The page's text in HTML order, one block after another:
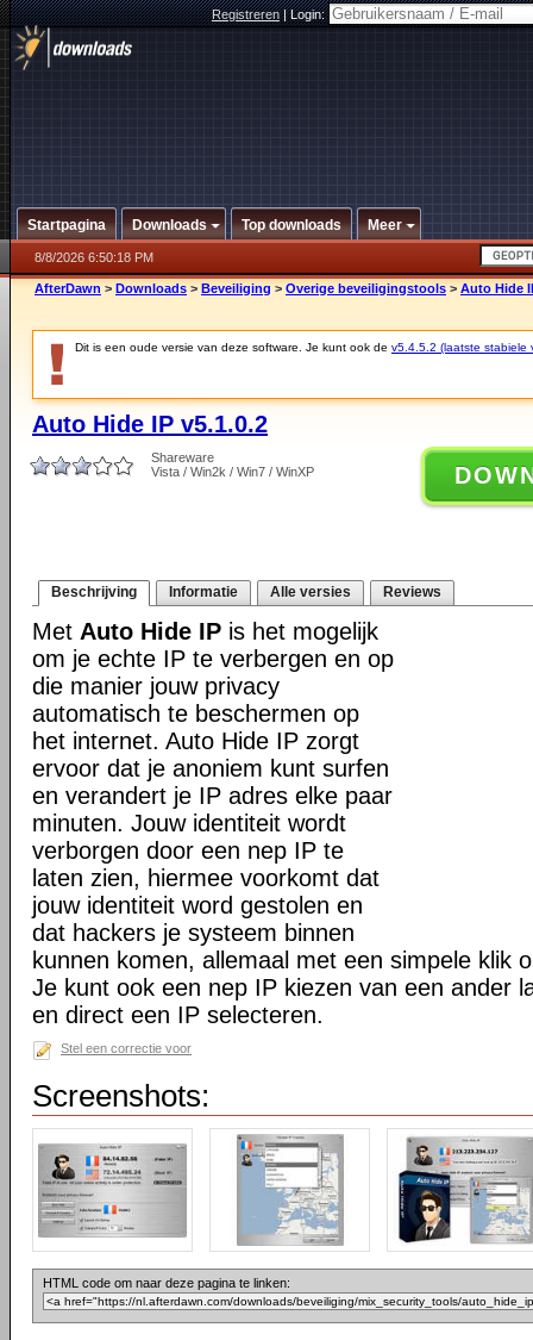
Registreren|Login:
Startpagina Downloads Top downloads Meer
8/8/2026 6:50:18 PM
AfterDawn > Downloads > Beveiliging > Overige beveiligingstools > Auto Hide
Dit is een oude versie van deze software. Je kunt ook de v5.4.5.2 (laatste stabiele
Auto Hide IP v5.1.0.2
Shareware
Vista / Win2k / Win7 / WinXP
Beschrijving Informatie Alle versies Reviews
Met Auto Hide IP is het mogelijk
om je echte IP te verbergen en op
die manier jouw privacy
automatisch te beschermen op
het internet. Auto Hide IP zorgt
ervoor dat je anoniem kunt surfen
en verandert je IP adres elke paar
minuten. Jouw identiteit wordt
verborgen door een nep IP te
laten zien, hiermee voorkomt dat
jouw identiteit word gestolen en
dat hackers je systeem binnen
kunnen komen, allemaal met een simpele klik
Je kunt ook een nep IP kiezen van een ander
en direct een IP selecteren.
Stel een correctie voor
Screenshots:
HTML code om naar deze pagina te linken: